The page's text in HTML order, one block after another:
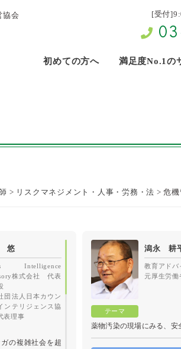
協会 [受付
初めての方へ 満足度No.1の
> リスクマネジメント・人事・労務・法 >危機
悠
Intelligence
株式会社 代表
団法人日本カウン
ンテリジェンス協
理事
の複雑社会を超
潟永 耕
教育アドバ
元厚生労働
薬物汚染の現場にみる、安